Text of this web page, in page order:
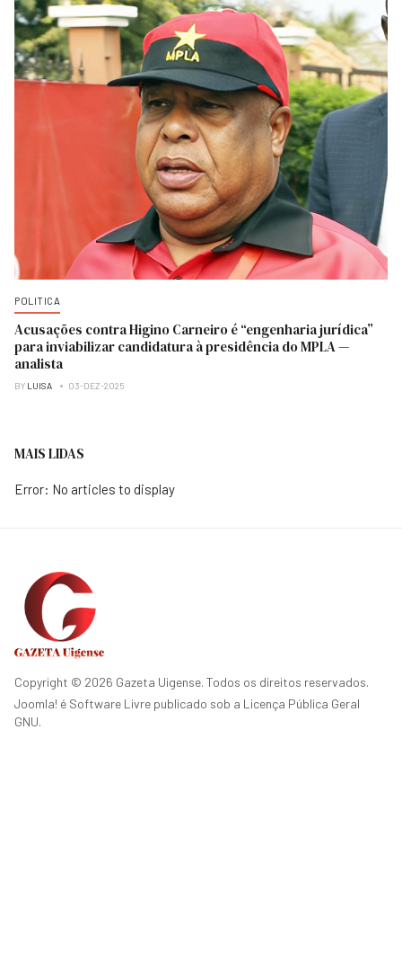
POLITICA
Acusações contra Higino Carneiro é “engenharia jurídica”
para inviabilizar candidatura à presidência do MPLA —
analista
BY LUISA 03-DEZ-2025
MAIS LIDAS
Error: No articles to display
Copyright © 2026 Gazeta Uigense. Todos os direitos reservados.
Joomla! é Software Livre publicado sob a Licença Pública Geral
GNU.